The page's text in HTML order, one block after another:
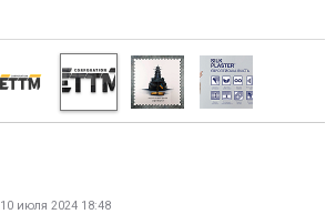
10 июля 2024 18:48